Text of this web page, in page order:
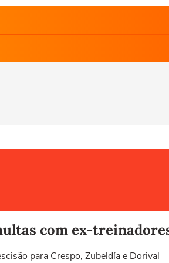
com ex-
para Crespo, Zubeldía e Dorival